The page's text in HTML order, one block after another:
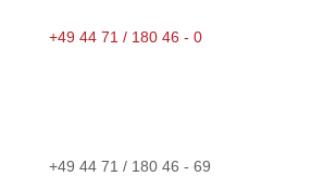
+49 44 71 / 180 46 - 0
+49 44 71 / 180 46 - 69